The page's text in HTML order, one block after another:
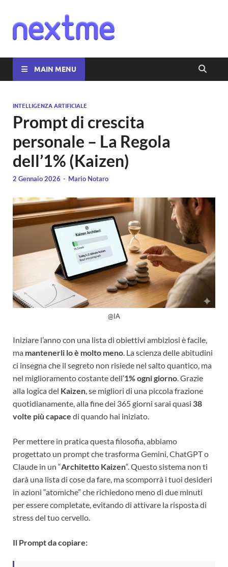
MAIN MENU
INTELLIGENZA ARTIFICIALE
Prompt di crescita
personale – La Regola
dell’1% (Kaizen)
2 Gennaio 2026 - Mario Notaro
@IA
Iniziare l’anno con una lista di obiettivi ambiziosi è facile,
ma mantenerli lo è molto meno . La scienza delle abitudini
ci insegna che il segreto non risiede nel salto quantico, ma
nel miglioramento costante dell’1% ogni giorno . Grazie
alla logica del Kaizen , se migliori di una piccola frazione
quotidianamente, alla fine dei 365 giorni sarai quasi 38
volte più capace di quando hai iniziato.
Per mettere in pratica questa filosofia, abbiamo
progettato un prompt che trasforma Gemini, ChatGPT o
Claude in un “Architetto Kaizen“. Questo sistema non ti
darà una lista di cose da fare, ma scomporrà i tuoi desideri
in azioni “atomiche” che richiedono meno di due minuti
per essere completate, evitando di attivare la risposta di
stress del tuo cervello.
Il Prompt da copiare: